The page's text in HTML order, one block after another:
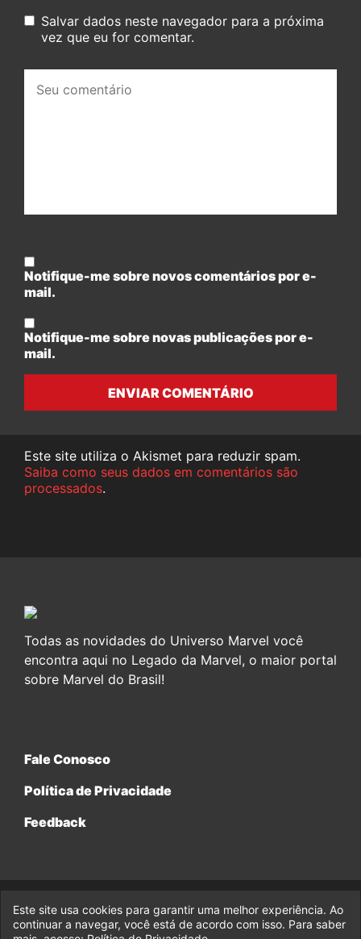
Salvar dados neste navegador para a próxima
vez que eu for comentar.
comentário:
Notifique-me sobre novos comentários por e-
mail.
Notifique-me sobre novas publicações por e-
mail.
ENVIAR COMENTÁRIO
Este site utiliza o Akismet para reduzir spam.
Saiba como seus dados em comentários são
processados.
Todas as novidades do Universo Marvel você
encontra aqui no Legado da Marvel, o maior portal
sobre Marvel do Brasil!
Fale Conosco
Política de Privacidade
Feedback
© 2017-2026 Legado da Marvel, uma empresa da Legado
Enterprises.
Este site usa cookies para garantir uma melhor experiência. Ao
continuar a navegar, você está de acordo com isso. Para saber